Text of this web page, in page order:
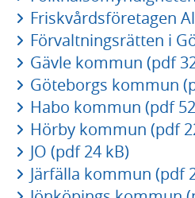
Friskvårdsföretagen
Förvaltningsrätten i
Gävle kommun (pdf
Göteborgs kommun
Habo kommun (pdf
Hörby kommun (pdf
JO (pdf 24 kB)
Järfälla kommun (pdf